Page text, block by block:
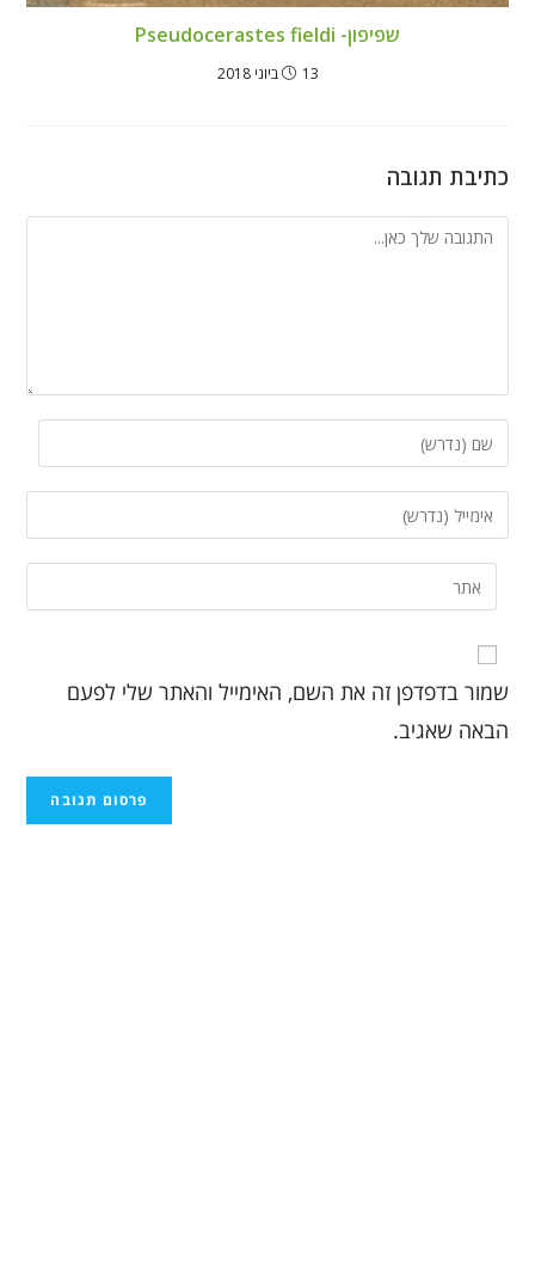
שפיפון- Pseudocerastes fieldi
13 ביוני 2018
כתיבת תגובה
שמור בדפדפן זה את השם, האימייל והאתר שלי לפעם
הבאה שאגיב.